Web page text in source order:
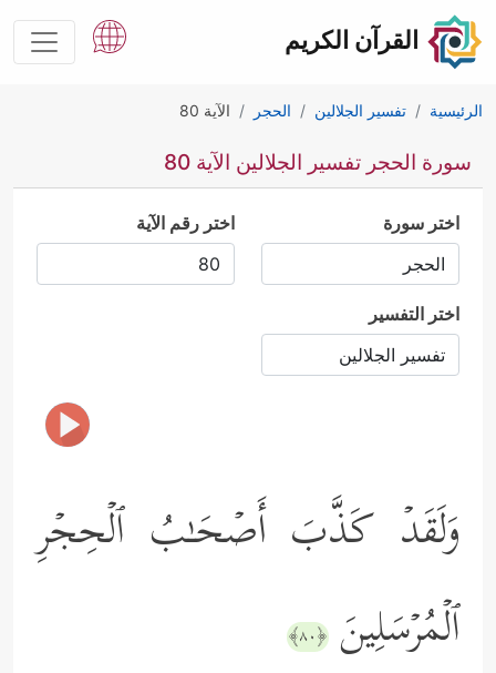
القرآن الكريم
الرئيسية تفسير الجلالين الحجر الآية 80
سورة الحجر تفسير الجلالين الآية 80
اختر سورة اختر رقم الآية
اختر التفسير
وَلَقَدۡ كَذَّبَ أَصۡحَـٰبُ ٱلۡحِجۡرِ
ٱلۡمُرۡسَلِینَ ﴿٨٠﴾